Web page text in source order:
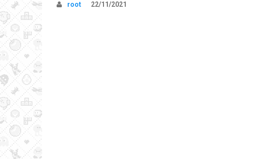
root 22/11/2021